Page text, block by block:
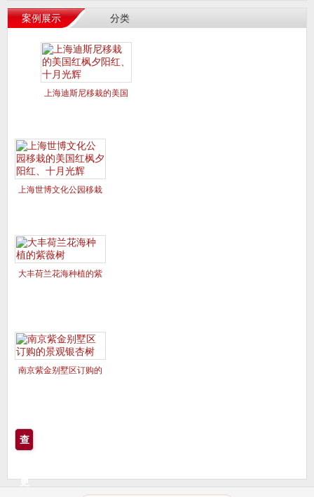
案例展示 分类
上海迪斯尼移栽的美国
上海世博文化公园移栽
大丰荷兰花海种植的紫
南京紫金别墅区订购的
查
更